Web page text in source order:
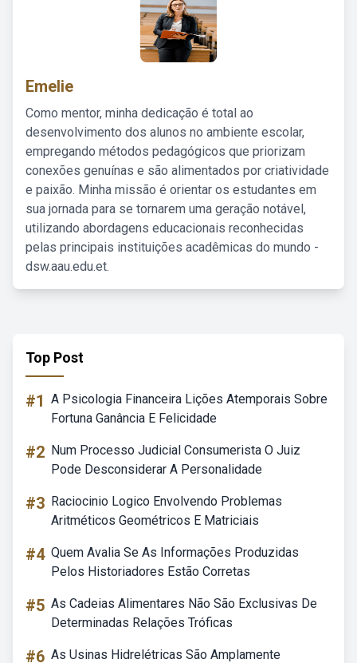
Emelie
Como mentor, minha dedicação é total ao
desenvolvimento dos alunos no ambiente escolar,
empregando métodos pedagógicos que priorizam
conexões genuínas e são alimentados por criatividade
e paixão. Minha missão é orientar os estudantes em
sua jornada para se tornarem uma geração notável,
utilizando abordagens educacionais reconhecidas
pelas principais instituições acadêmicas do mundo -
dsw.aau.edu.et.
Top Post
#1 A Psicologia Financeira Lições Atemporais Sobre
Fortuna Ganância E Felicidade
#2 Num Processo Judicial Consumerista O Juiz
Pode Desconsiderar A Personalidade
#3 Raciocinio Logico Envolvendo Problemas
Aritméticos Geométricos E Matriciais
#4 Quem Avalia Se As Informações Produzidas
Pelos Historiadores Estão Corretas
#5 As Cadeias Alimentares Não São Exclusivas De
Determinadas Relações Tróficas
#6 As Usinas Hidrelétricas São Amplamente